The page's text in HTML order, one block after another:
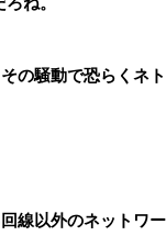
の騒動で恐らくネ
線以外のネットワ